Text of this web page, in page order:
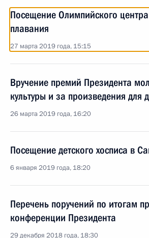
Посещение Олимпийского
плавания
27 марта 2019 года, 15:15
Вручение премий Президента
культуры и за произведения для
26 марта 2019 года, 16:20
Посещение детского хосписа в
6 января 2019 года, 18:20
Перечень поручений по итогам
конференции Президента
29 декабря 2018 года, 18:30